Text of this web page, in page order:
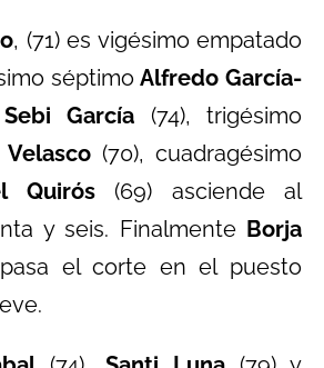
, (71) es vigésimo empatado
séptimoAlfredo García-
Sebi García (74), trigésimo
(70), cuadragésimo
Quirós(69) asciende al
y seis. Finalmente Borja
el corte en el puesto